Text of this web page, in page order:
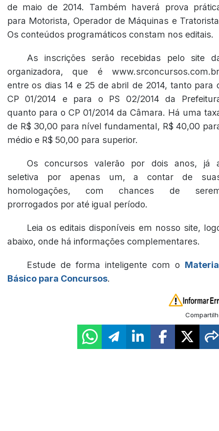
de maio de 2014. Também haverá prova
para Motorista, Operador de Máquinas e
Os conteúdos programáticos constam nos editais.
As inscrições serão recebidas pelo site
organizadora, que é
entre os dias 14 e 25 de abril de 2014, tanto para
CP 01/2014 e para o PS 02/2014 da
quanto para o CP 01/2014 da Câmara. Há uma
de R$ 30,00 para nível fundamental, R$ 40,00
médio e R$ 50,00 para superior.
Os concursos valerão por dois anos, já
seletiva por apenas um, a contar de
homologações, com chances de
prorrogados por até igual período.
Leia os editais disponíveis em nosso site,
abaixo, onde há informações complementares.
Estude de forma inteligente com o
Básico para Concursos.